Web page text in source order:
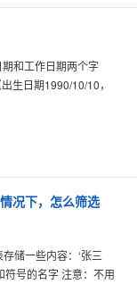
和工作日期两个字
生日期1990/10/10，
况下，怎么筛选
储一些内容：‘张三
符号的名字 注意：不用